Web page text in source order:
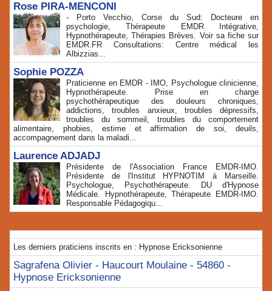
Rose PIRA-MENCONI
- Porto Vecchio, Corse du Sud: Docteure en
psychologie, Thérapeute EMDR Intégrative,
Hypnothérapeute, Thérapies Brèves. Voir sa fiche sur
EMDR.FR Consultations: Centre médical les
Albizzias...
Sophie POZZA
Praticienne en EMDR - IMO, Psychologue clinicienne,
Hypnothérapeute. Prise en charge
psychothérapeutique des douleurs chroniques,
addictions, troubles anxieux, troubles dépressifs,
troubles du sommeil, troubles du comportement
alimentaire, phobies, estime et affirmation de soi, deuils,
accompagnement dans la maladi...
Laurence ADJADJ
Présidente de l'Association France EMDR-IMO.
Présidente de l'Institut HYPNOTIM à Marseille.
Psychologue, Psychothérapeute. DU d'Hypnose
Médicale. Hypnothérapeute, Thérapeute EMDR-IMO.
Responsable Pédagogiqu...
Les derniers praticiens inscrits en : Hypnose Ericksonienne
Sagrafena Olivier - Haucourt Moulaine - 54860 -
Hypnose Ericksonienne